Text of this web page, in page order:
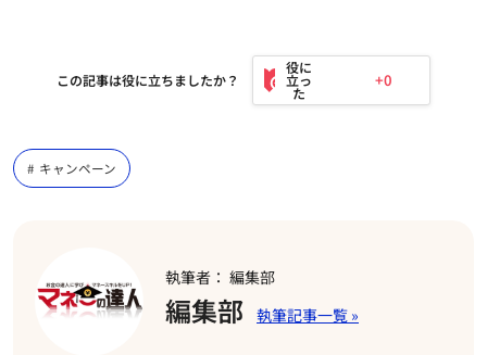
この記事は役に立ちましたか？ +0
キャンペーン
執筆者： 編集部
編集部